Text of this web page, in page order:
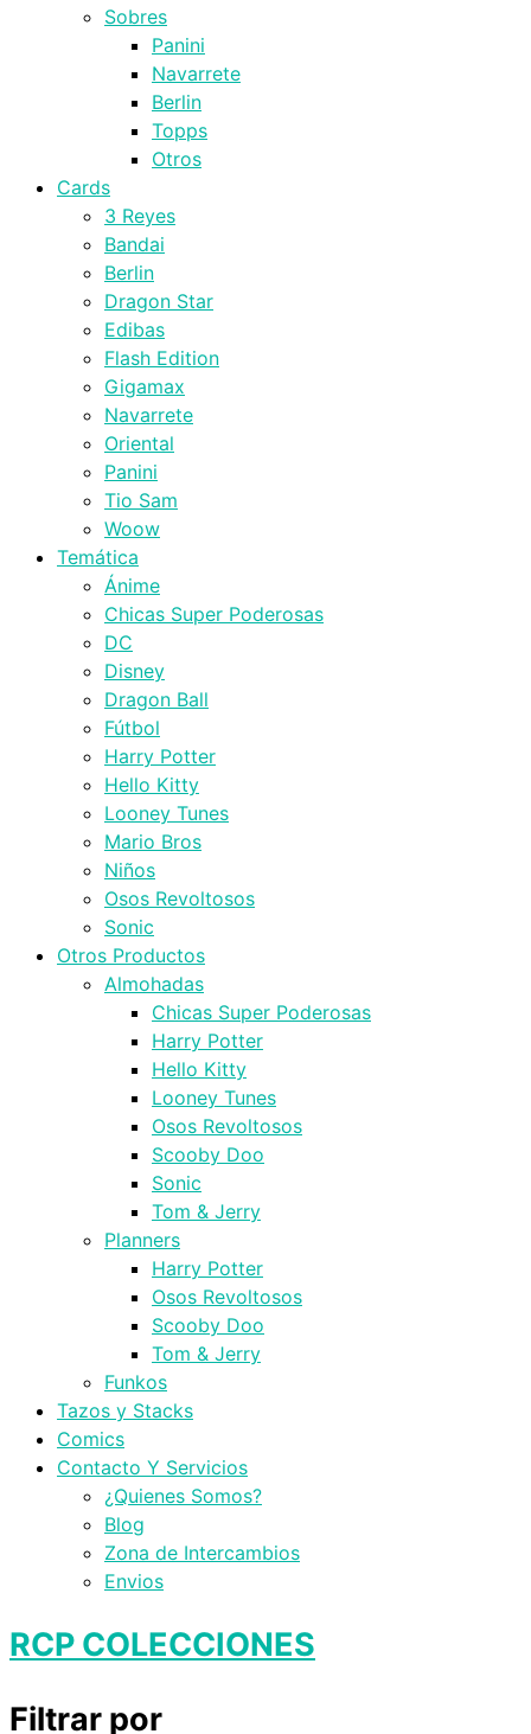
Sobres
Panini
Navarrete
Berlin
Topps
Otros
Cards
3 Reyes
Bandai
Berlin
Dragon Star
Edibas
Flash Edition
Gigamax
Navarrete
Oriental
Panini
Tio Sam
Woow
Temática
Ánime
Chicas Super Poderosas
DC
Disney
Dragon Ball
Fútbol
Harry Potter
Hello Kitty
Looney Tunes
Mario Bros
Niños
Osos Revoltosos
Sonic
Otros Productos
Almohadas
Chicas Super Poderosas
Harry Potter
Hello Kitty
Looney Tunes
Osos Revoltosos
Scooby Doo
Sonic
Tom & Jerry
Planners
Harry Potter
Osos Revoltosos
Scooby Doo
Tom & Jerry
Funkos
Tazos y Stacks
Comics
Contacto Y Servicios
¿Quienes Somos?
Blog
Zona de Intercambios
Envios
RCP COLECCIONES
Filtrar por